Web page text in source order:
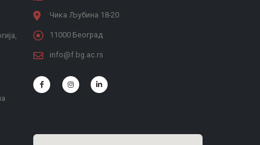
Чика Љубина 18-20
11000 Београд
info@f.bg.ac.rs